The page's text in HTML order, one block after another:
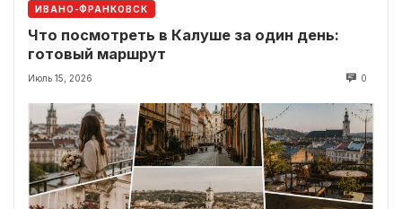
ИВАНО-ФРАНКОВСК
Что посмотреть в Калуше за один день:
готовый маршрут
Июль 15, 2026 0